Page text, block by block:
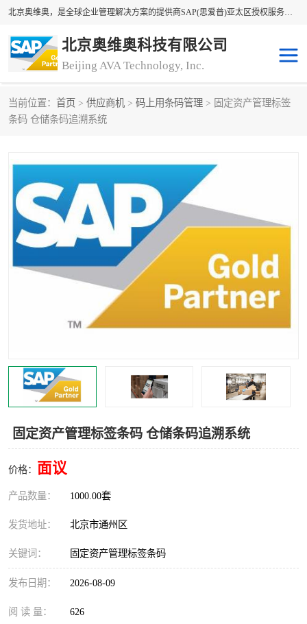
北京奥维奥，是全球企业管理解决方案的提供商SAP(思爱普)亚太区授权服务商领军者，SAP金牌服务商和代理商。企业ERP系统软件，SAP软件实施，17年来服务客户1500多家。提供SAP Business One，SAP Business ByDesign，SAP S/4HANA Cloud，SAP Analytics Cloud （分析云）等产品与解决方案。咨询专线：400-890-8880
北京奥维奥科技有限公司
Beijing AVA Technology, Inc.
当前位置： 首页 > 供应商机 > 码上用条码管理 > 固定资产管理标签
条码 仓储条码追溯系统
固定资产管理标签条码 仓储条码追溯系统
价格： 面议
产品数量： 1000.00套
发货地址： 北京市通州区
关键词： 固定资产管理标签条码
发布日期： 2026-08-09
阅 读 量： 626
sap系统
sap软件开发 sap管理系统
码上用条码管理 扫码系统
制造业ERP系统
工厂ERP系统 皮具厂erp系统
食品厂erp系统
小工厂erp系统 印染厂erp系统